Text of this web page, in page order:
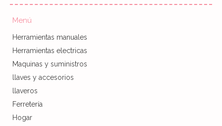
Menú
Herramientas manuales
Herramientas electricas
Maquinas y suministros
llaves y accesorios
llaveros
Ferretería
Hogar